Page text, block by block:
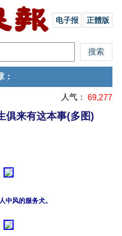
电子报 正體版
：
人气： 69,277
俱来有这本事(多图)
中风的服务犬。